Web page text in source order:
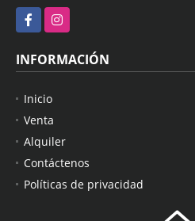
FacebookInstagram
INFORMACIÓN
Inicio
Venta
Alquiler
Contáctenos
Políticas de privacidad